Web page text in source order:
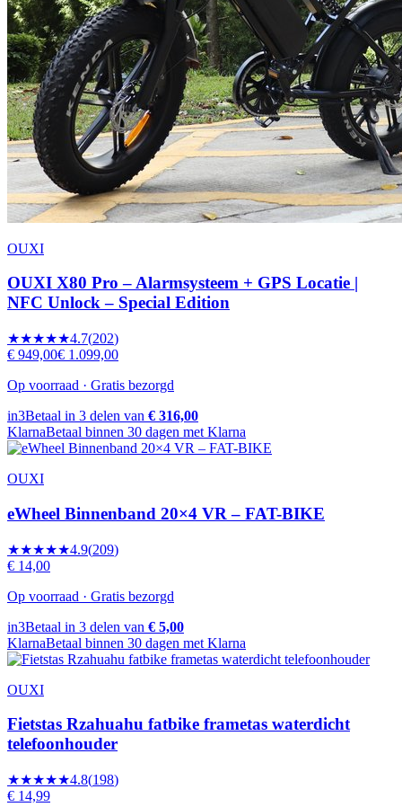
OUXI
OUXI X80 Pro – Alarmsysteem + GPS Locatie |
NFC Unlock – Special Edition
★★★★★4.7(202)
€ 949,00€ 1.099,00
Op voorraad · Gratis bezorgd
in3Betaal in 3 delen van € 316,00
KlarnaBetaal binnen 30 dagen met Klarna
OUXI
eWheel Binnenband 20×4 VR – FAT-BIKE
★★★★★4.9(209)
€ 14,00
Op voorraad · Gratis bezorgd
in3Betaal in 3 delen van € 5,00
KlarnaBetaal binnen 30 dagen met Klarna
OUXI
Fietstas Rzahuahu fatbike frametas waterdicht
telefoonhouder
★★★★★4.8(198)
€ 14,99